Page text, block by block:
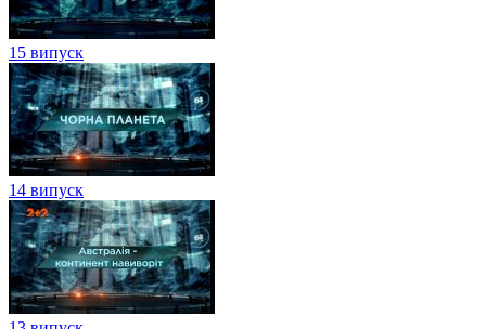
15 випуск
14 випуск